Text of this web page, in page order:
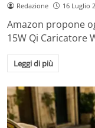
Redazione 16 Luglio
Amazon propone
15W Qi Caricatore
Leggi di più